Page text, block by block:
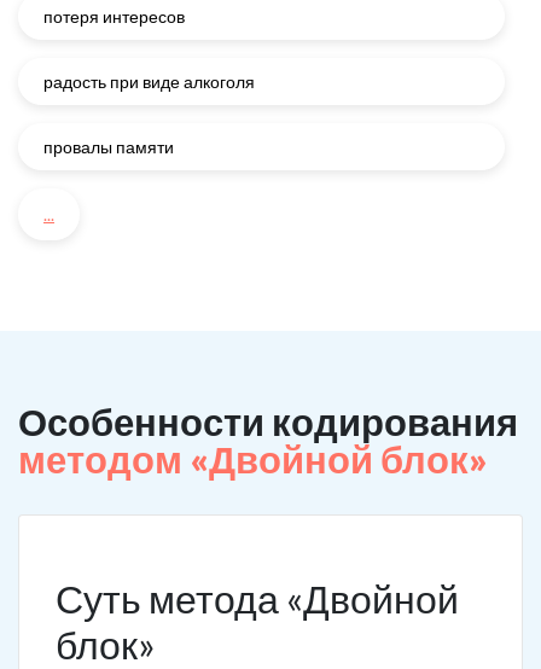
потеря интересов
радость при виде алкоголя
провалы памяти
...
Особенности кодирования
методом «Двойной блок»
Суть метода «Двойной
блок»